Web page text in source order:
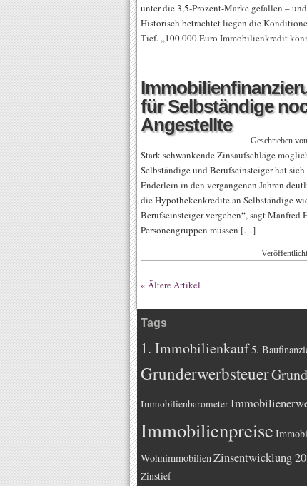
unter die 3,5-Prozent-Marke gefallen –
Historisch betrachtet liegen die
Tief. „100.000 Euro Immobilienkredit
für Selbständige
Angestellte
Geschrieben von
Stark schwankende Zinsaufschläge
Selbständige und Berufseinsteiger hat
Enderlein in den vergangenen Jahren
die Hypothekenkredite an Selbständige
Berufseinsteiger vergeben“, sagt
Personengruppen müssen […]
« Ältere Artikel
Tags
1. Immobilienkauf5.
Grunderwerbsteuer
Immobilienbarometer
Immobilienpreise
WohnimmobilienZinsentwicklung
Zinstief